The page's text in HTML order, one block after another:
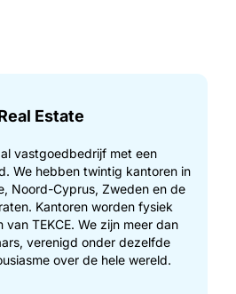
Estate
vastgoedbedrijf met een
We hebben twintig kantoren in
Noord-Cyprus, Zweden en de
Kantoren worden fysiek
TEKCE. We zijn meer dan
verenigd onder dezelfde
over de hele wereld.